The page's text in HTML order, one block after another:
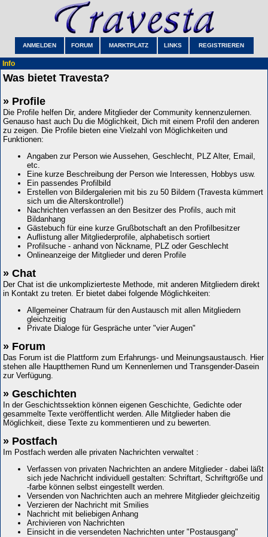
ANMELDEN FORUM MARKTPLATZ LINKS REGISTRIEREN
Info
Was bietet Travesta?
» Profile
Die Profile helfen Dir, andere Mitglieder der Community kennenzulernen.
Genauso hast auch Du die Möglichkeit, Dich mit einem Profil den anderen
zu zeigen. Die Profile bieten eine Vielzahl von Möglichkeiten und
Funktionen:
Angaben zur Person wie Aussehen, Geschlecht, PLZ Alter, Email,
etc.
Eine kurze Beschreibung der Person wie Interessen, Hobbys usw.
Ein passendes Profilbild
Erstellen von Bildergalerien mit bis zu 50 Bildern (Travesta kümmert
sich um die Alterskontrolle!)
Nachrichten verfassen an den Besitzer des Profils, auch mit
Bildanhang
Gästebuch für eine kurze Grußbotschaft an den Profilbesitzer
Auflistung aller Mitgliederprofile, alphabetisch sortiert
Profilsuche - anhand von Nickname, PLZ oder Geschlecht
Onlineanzeige der Mitglieder und deren Profile
» Chat
Der Chat ist die unkomplizierteste Methode, mit anderen Mitgliedern direkt
in Kontakt zu treten. Er bietet dabei folgende Möglichkeiten:
Allgemeiner Chatraum für den Austausch mit allen Mitgliedern
gleichzeitig
Private Dialoge für Gespräche unter "vier Augen"
» Forum
Das Forum ist die Plattform zum Erfahrungs- und Meinungsaustausch. Hier
stehen alle Hauptthemen Rund um Kennenlernen und Transgender-Dasein
zur Verfügung.
» Geschichten
In der Geschichtssektion können eigenen Geschichte, Gedichte oder
gesammelte Texte veröffentlicht werden. Alle Mitglieder haben die
Möglichkeit, diese Texte zu kommentieren und zu bewerten.
» Postfach
Im Postfach werden alle privaten Nachrichten verwaltet :
Verfassen von privaten Nachrichten an andere Mitglieder - dabei läßt
sich jede Nachricht individuell gestalten: Schriftart, Schriftgröße und
-farbe können selbst eingestellt werden.
Versenden von Nachrichten auch an mehrere Mitglieder gleichzeitig
Verzieren der Nachricht mit Smilies
Nachricht mit beliebigen Anhang
Archivieren von Nachrichten
Einsicht in die versendeten Nachrichten unter "Postausgang"